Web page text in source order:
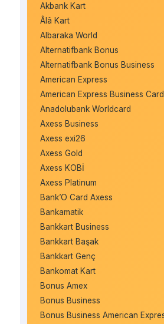
Akbank Kart
Âlâ Kart
Albaraka World
Alternatifbank Bonus
Alternatifbank Bonus Business
American Express
American Express Business Card
Anadolubank Worldcard
Axess Business
Axess exi26
Axess Gold
Axess KOBİ
Axess Platinum
Bank’O Card Axess
Bankamatik
Bankkart Business
Bankkart Başak
Bankkart Genç
Bankomat Kart
Bonus Amex
Bonus Business
Bonus Business American